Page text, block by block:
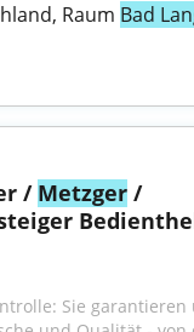
Raum Bad
/ Metzger /
Sie garantieren